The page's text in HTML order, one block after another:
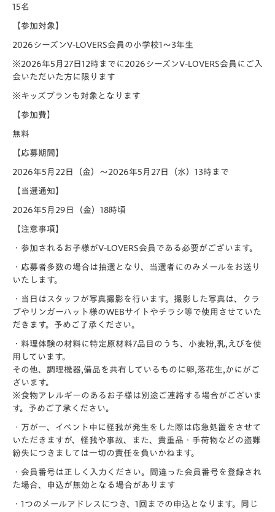
15名
【参加対象】
2026シーズンV-LOVERS会員の小学校1～3年生
※2026年5月27日12時までに2026シーズンV-LOVERS会員にご入
会いただいた方に限ります
※キッズプランも対象となります
【参加費】
無料
【応募期間】
2026年5月22日（金）～2026年5月27日（水）13時まで
【当選通知】
2026年5月29日（金）18時頃
【注意事項】
・参加されるお子様がV-LOVERS会員である必要がございます。
・応募者多数の場合は抽選となり、当選者にのみメールをお送り
いたします。
・当日はスタッフが写真撮影を行います。撮影した写真は、クラ
ブやリンガーハット様のWEBサイトやチラシ等で使用させていた
だきます。予めご了承ください。
・料理体験の材料に特定原材料7品目のうち、小麦粉,乳,えびを使
用しています。
その他、 調理機器,備品を共有しているものに卵,落花生,かにがご
ざいます。
※食物アレルギーのあるお子様は別途ご連絡する場合がございま
す。予めご了承ください。
・万が一、イベント中に怪我が発生をした際は応急処置をさせて
いただきますが、怪我や事故、また、貴重品・手荷物などの盗難
紛失につきましては一切の責任を負いかねます。
・会員番号は正しく入力ください。間違った会員番号を登録され
た場合、申込が無効となる場合があります
・1つのメールアドレスにつき、1回までの申込となります。同じ